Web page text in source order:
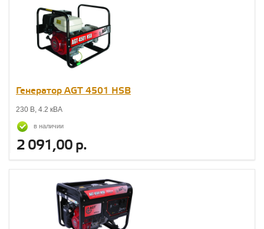
Генератор AGT 4501 НSB
230 В, 4.2 кВА
в наличии
2 091,00 р.